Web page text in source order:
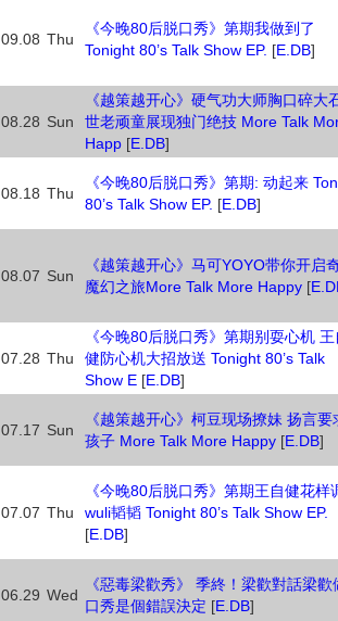
09.08 Thu
《今晚80后脱口秀》第期我做到了
Tonight 80’s Talk Show EP. [E.DB]
08.28 Sun
《越策越开心》硬气功大师胸口碎大
世老顽童展现独门绝技 More Talk
Happ [E.DB]
08.18 Thu
《今晚80后脱口秀》第期: 动起来
80’s Talk Show EP. [E.DB]
08.07 Sun
《越策越开心》马可YOYO带你开启
魔幻之旅More Talk More Happy [
07.28 Thu
《今晚80后脱口秀》第期别耍心机 王
健防心机大招放送 Tonight 80’s Talk
Show E [E.DB]
07.17 Sun
《越策越开心》柯豆现场撩妹 扬言要
孩子 More Talk More Happy [E.DB]
07.07 Thu
《今晚80后脱口秀》第期王自健花样
wuli韬韬 Tonight 80’s Talk Show EP.
[E.DB]
06.29 Wed
《惡毒梁歡秀》 季終！梁歡對話梁歡
口秀是個錯誤決定 [E.DB]